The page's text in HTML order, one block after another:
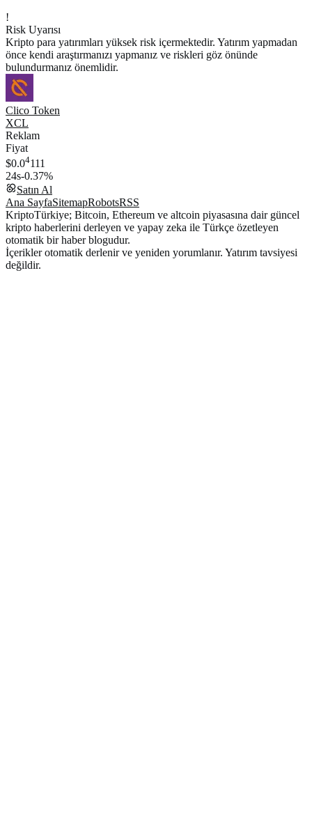
!
Risk Uyarısı
Kripto para yatırımları yüksek risk içermektedir. Yatırım yapmadan
önce kendi araştırmanızı yapmanız ve riskleri göz önünde
bulundurmanız önemlidir.
Clico Token
XCL
Reklam
Fiyat
$0.04111
24s-0.37%
Satın Al
Ana SayfaSitemapRobotsRSS
KriptoTürkiye; Bitcoin, Ethereum ve altcoin piyasasına dair güncel
kripto haberlerini derleyen ve yapay zeka ile Türkçe özetleyen
otomatik bir haber blogudur.
İçerikler otomatik derlenir ve yeniden yorumlanır. Yatırım tavsiyesi
değildir.